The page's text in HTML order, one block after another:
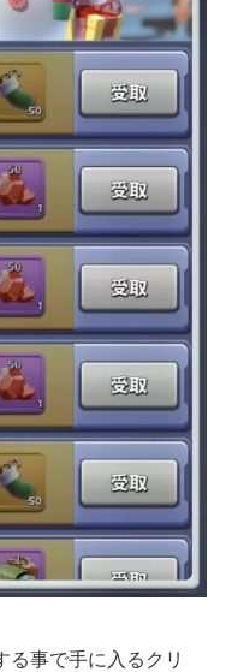
る事で手に入るクリ